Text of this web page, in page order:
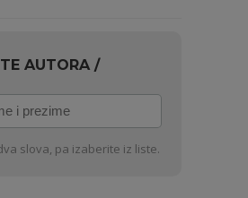
AUTORA /
slova, pa izaberite iz liste.